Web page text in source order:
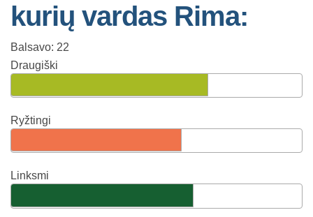
kurių vardas Rima:
Balsavo: 22
Draugiški
Ryžtingi
Linksmi